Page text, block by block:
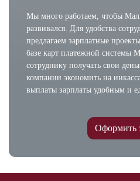
Мы много работаем, чтобы
развивался. Для удобства
предлагаем зарплатные
базе карт платежной системы
сотруднику получать свои
компании экономить на
выплаты зарплаты удобным и
Оформить